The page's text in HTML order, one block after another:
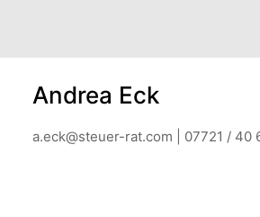
Andrea Eck
a.eck@steuer-rat.com | 07721 / 40